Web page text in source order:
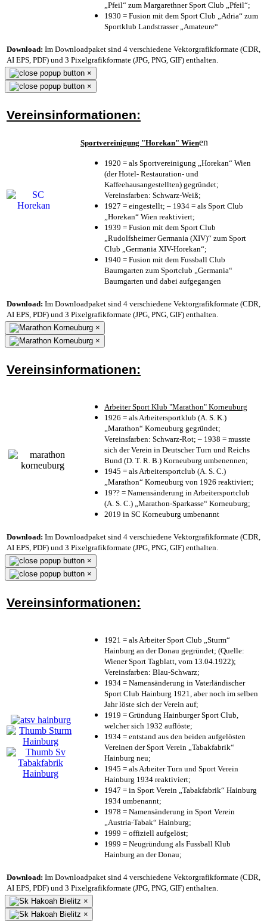
„Pfeil“ zum Margarethner Sport Club „Pfeil“;
1930 = Fusion mit dem Sport Club „Adria“ zum
Sportklub Landstrasser „Amateure“
Download: Im Downloadpaket sind 4 verschiedene Vektorgrafikformate (CDR,
AI EPS, PDF) und 3 Pixelgrafikformate (JPG, PNG, GIF) enthalten.
×
×
Vereinsinformationen:
Sportvereinigung "Horekan" Wienen
1920 = als Sportvereinigung „Horekan“ Wien
(der Hotel- Restauration- und
Kaffeehausangestellten) gegründet;
Vereinsfarben: Schwarz-Weiß;
1927 = eingestellt; – 1934 = als Sport Club
„Horekan“ Wien reaktiviert;
1939 = Fusion mit dem Sport Club
„Rudolfsheimer Germania (XIV)“ zum Sport
Club „Germania XIV-Horekan“;
1940 = Fusion mit dem Fussball Club
Baumgarten zum Sportclub „Germania“
Baumgarten und dabei aufgegangen
Download: Im Downloadpaket sind 4 verschiedene Vektorgrafikformate (CDR,
AI EPS, PDF) und 3 Pixelgrafikformate (JPG, PNG, GIF) enthalten.
×
×
Vereinsinformationen:
Arbeiter Sport Klub "Marathon" Korneuburg
1926 = als Arbeitersportklub (A. S. K.)
„Marathon“ Korneuburg gegründet;
Vereinsfarben: Schwarz-Rot; – 1938 = musste
sich der Verein in Deutscher Turn und Reichs
Bund (D. T. R. B.) Korneuburg umbenennen;
1945 = als Arbeitersportclub (A. S. C.)
„Marathon“ Korneuburg von 1926 reaktiviert;
19?? = Namensänderung in Arbeitersportclub
(A. S. C.) „Marathon-Sparkasse“ Korneuburg;
2019 in SC Korneuburg umbenannt
Download: Im Downloadpaket sind 4 verschiedene Vektorgrafikformate (CDR,
AI EPS, PDF) und 3 Pixelgrafikformate (JPG, PNG, GIF) enthalten.
×
×
Vereinsinformationen:
1921 = als Arbeiter Sport Club „Sturm“
Hainburg an der Donau gegründet; (Quelle:
Wiener Sport Tagblatt, vom 13.04.1922);
Vereinsfarben: Blau-Schwarz;
1934 = Namensänderung in Vaterländischer
Sport Club Hainburg 1921, aber noch im selben
Jahr löste sich der Verein auf;
1919 = Gründung Hainburger Sport Club,
welcher sich 1932 auflöste;
1934 = entstand aus den beiden aufgelösten
Vereinen der Sport Verein „Tabakfabrik“
Hainburg neu;
1945 = als Arbeiter Turn und Sport Verein
Hainburg 1934 reaktiviert;
1947 = in Sport Verein „Tabakfabrik“ Hainburg
1934 umbenannt;
1978 = Namensänderung in Sport Verein
„Austria-Tabak“ Hainburg;
1999 = offiziell aufgelöst;
1999 = Neugründung als Fussball Klub
Hainburg an der Donau;
Download: Im Downloadpaket sind 4 verschiedene Vektorgrafikformate (CDR,
AI EPS, PDF) und 3 Pixelgrafikformate (JPG, PNG, GIF) enthalten.
×
×